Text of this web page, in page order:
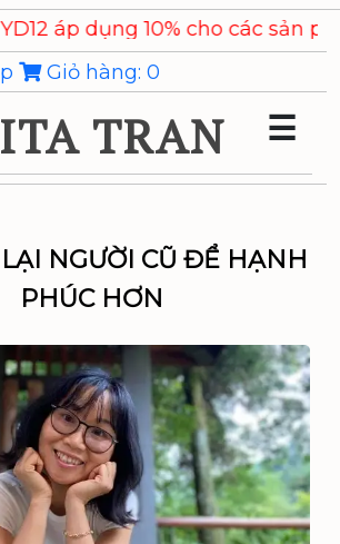
10% cho các sản phẩmChiết
Giỏ hàng: 0
TRAN ☰
NGƯỜI CŨ ĐỂ HẠNH
PHÚC HƠN